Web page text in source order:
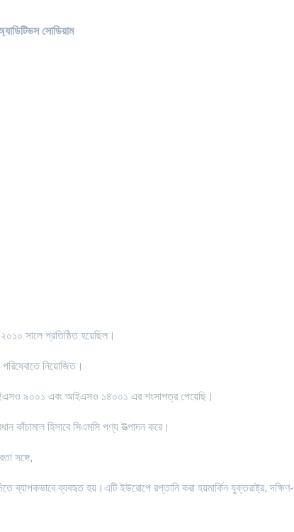
সোডিয়াম
সালে প্রতিষ্ঠিত হয়েছিল।
নিয়োজিত।
৯০০১ এবং আইএসও ১৪০০১ এর শংসাপত্র পেয়েছি।
হিসাবে সিএমসি পণ্য উত্পাদন করে।
সঙ্গে,
ব্যাপকভাবে ব্যবহৃত হয়।এটি ইউরোপে রপ্তানি করা হয়মার্কিন যুক্তরাষ্ট্র, দক্ষিণ-